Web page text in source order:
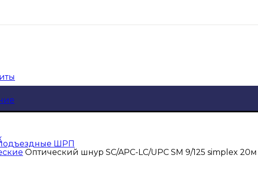
ШРП
Оптический шнур SC/APC-LC/UPC SM 9/125 simplex 20м